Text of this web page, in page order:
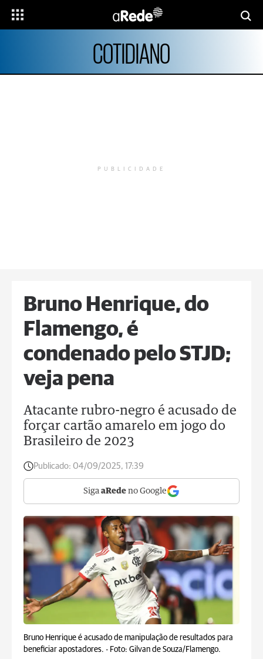
COTIDIANO
PUBLICIDADE
Bruno Henrique, do
Flamengo, é
condenado pelo STJD;
veja pena
Atacante rubro-negro é acusado de
forçar cartão amarelo em jogo do
Brasileiro de 2023
Publicado: 04/09/2025, 17:39
Siga aRede no Google
Bruno Henrique é acusado de manipulação de resultados para
beneficiar apostadores. - Foto: Gilvan de Souza/Flamengo.